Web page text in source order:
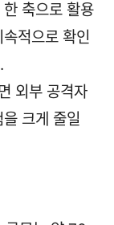
축으로 활용
적으로 확인
외부 공격자
크게 줄일